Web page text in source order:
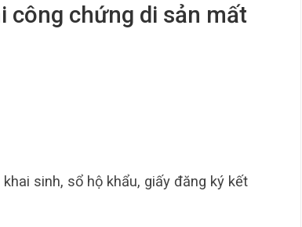
công chứng di sản mất
sinh, sổ hộ khẩu, giấy đăng ký kết